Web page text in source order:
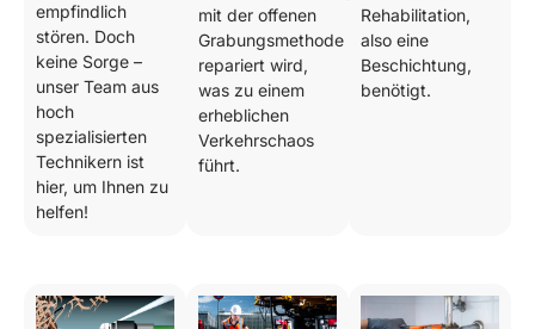
empfindlich
stören. Doch
keine Sorge –
unser Team aus
hoch
spezialisierten
Technikern ist
hier, um Ihnen zu
helfen!
mit der offenen
Grabungsmethode
repariert wird,
was zu einem
erheblichen
Verkehrschaos
führt.
Rehabilitation,
also eine
Beschichtung,
benötigt.